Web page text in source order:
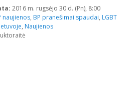
2016 m. rugsėjo 30 d. (Pn), 8:00
naujienos, BP pranešimai spaudai, LGBT
, Naujienos